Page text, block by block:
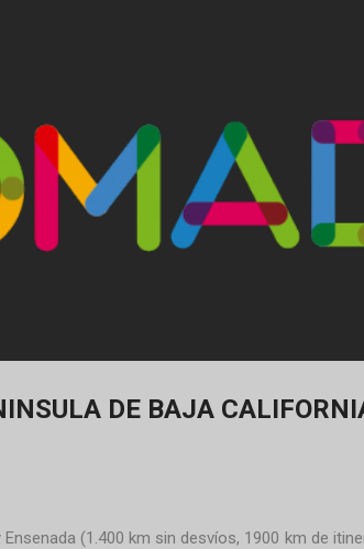
DE BAJA
(1.400 km sin desvíos, 1900 km de